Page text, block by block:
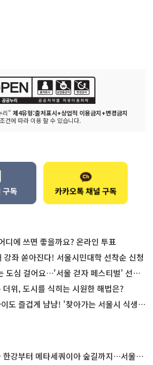
리" 제4유형:출처표시+상업적 이용금지+변경금지
조건에 따라 이용 할 수 있습니다.
디에 쓰면 좋을까요? 온라인 투표
강좌 쏟아진다! 서울시민대학 선착순 신청
걸어요…'서울 걷자 페스티벌' 선착순 5천명
위, 도시를 식히는 시원한 해법은?
즐겁게 냠냠! '찾아가는 서울시 식생활 교육' 현장
부터 메타세쿼이아 숲길까지…서울둘레길 15코스